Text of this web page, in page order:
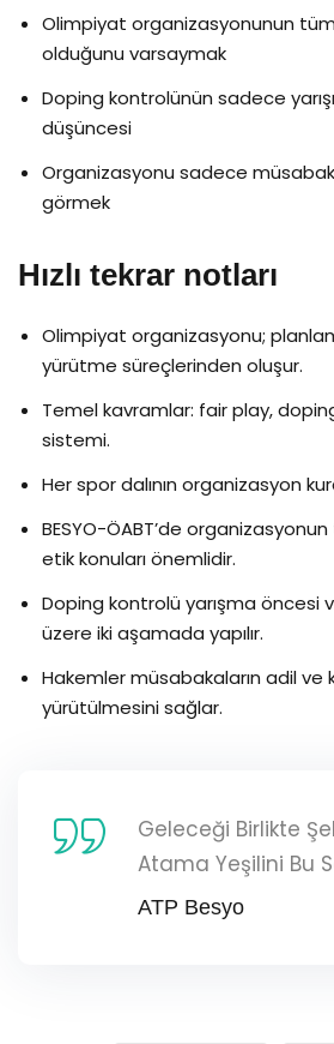
Olimpiyat organizasyonunun
olduğunu varsaymak
Doping kontrolünün sadece
düşüncesi
Organizasyonu sadece
görmek
Hızlı tekrar notları
Olimpiyat organizasyonu;
yürütme süreçlerinden oluşur.
Temel kavramlar: fair play,
sistemi.
Her spor dalının organizasyon
BESYO-ÖABT’de
etik konuları önemlidir.
Doping kontrolü yarışma öncesi
üzere iki aşamada yapılır.
Hakemler müsabakaların adil ve
yürütülmesini sağlar.
Geleceği Birlikte
Atama Yeşilini Bu
ATP Besyo